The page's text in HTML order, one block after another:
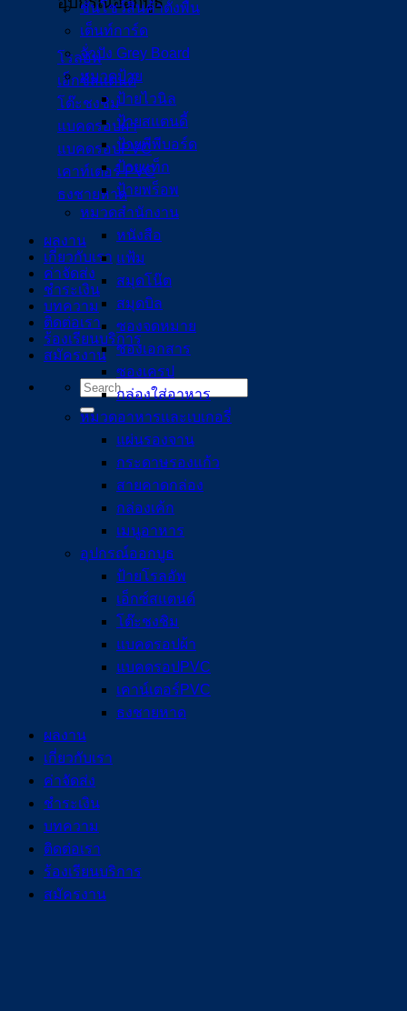
โรลอัพ
เอ็กซ์สแตนด์
โต๊ะชงชิม
แบคดรอปผ้า
แบคดรอปPVC
เคาท์เตอร์ PVC
ธงชายหาด
ผลงาน
เกี่ยวกับเรา
ค่าจัดส่ง
ชำระเงิน
บทความ
ติดต่อเรา
ร้องเรียนบริการ
สมัครงาน
ชั้นโชว์สินค้าตั้งพื้น
เต็นท์การ์ด
จั่วปัง Grey Board
หมวดป้าย
ป้ายไวนิล
ป้ายสแตนดี้
ป้ายพีพีบอร์ด
ป้ายแท็ก
ป้ายพร็อพ
หมวดสำนักงาน
หนังสือ
แฟ้ม
สมุดโน๊ต
สมุดบิล
ซองจดหมาย
ซองเอกสาร
ซองเครป
กล่องใส่อาหาร
หมวดอาหารและเบเกอรี่
แผ่นรองจาน
กระดาษรองแก้ว
สายคาดกล่อง
กล่องเค้ก
เมนูอาหาร
อุปกรณ์ออกบูธ
ป้ายโรลอัพ
เอ็กซ์สแตนด์
โต๊ะชงชิม
แบคดรอปผ้า
แบคดรอปPVC
เคาน์เตอร์PVC
ธงชายหาด
ผลงาน
เกี่ยวกับเรา
ค่าจัดส่ง
ชำระเงิน
บทความ
ติดต่อเรา
ร้องเรียนบริการ
สมัครงาน